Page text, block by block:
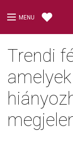
MENU
Trendi